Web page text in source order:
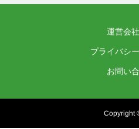
運営会
プライバシ
お問い
Copyright